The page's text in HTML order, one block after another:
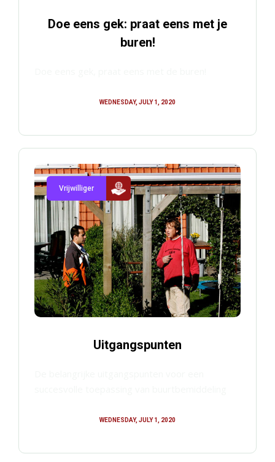
Doe eens gek: praat eens met je
buren!
WEDNESDAY, JULY 1, 2020
Vrijwilliger
Uitgangspunten
WEDNESDAY, JULY 1, 2020